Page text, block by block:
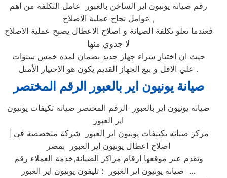
رقم صيانة يونيون اير الساخن بالعبور عامل التكلفة من اهم
عوامل نجاح عملية الاصلاح ,
فعندما تعلو تكلفة الصيانة و اصلاح الاعطال يصبح عملية الاصلاح
لا جدوي منها
حيث ان اختيار شراء جهاز جديد بضمان لمدة خمس سنوات
علي الاقل و بيع الجهاز القديم يكون هو الاختيار الأمثل .
صيانة يونيون اير بالعبور الرقم المختصر
صيانه يونيون اير بالعبور الرقم المختصر صيانه تكيفات يونيون
اير العبور
اصلاح اعطال يونيون اير العبور بمصر
وتقدم عبر موقعها ارقام مراكز الصيانة,خدمة العملاء رقم
صيانه يونيون اير العبور ؛ تليفون يونيون اير العبور …